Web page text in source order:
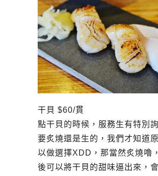
干貝 $60/貫
點干貝的時候，服務生有特別
要炙燒還是生的，我們才知道
以做選擇XDD，那當然炙燒嚕
後可以將干貝的甜味逼出來，